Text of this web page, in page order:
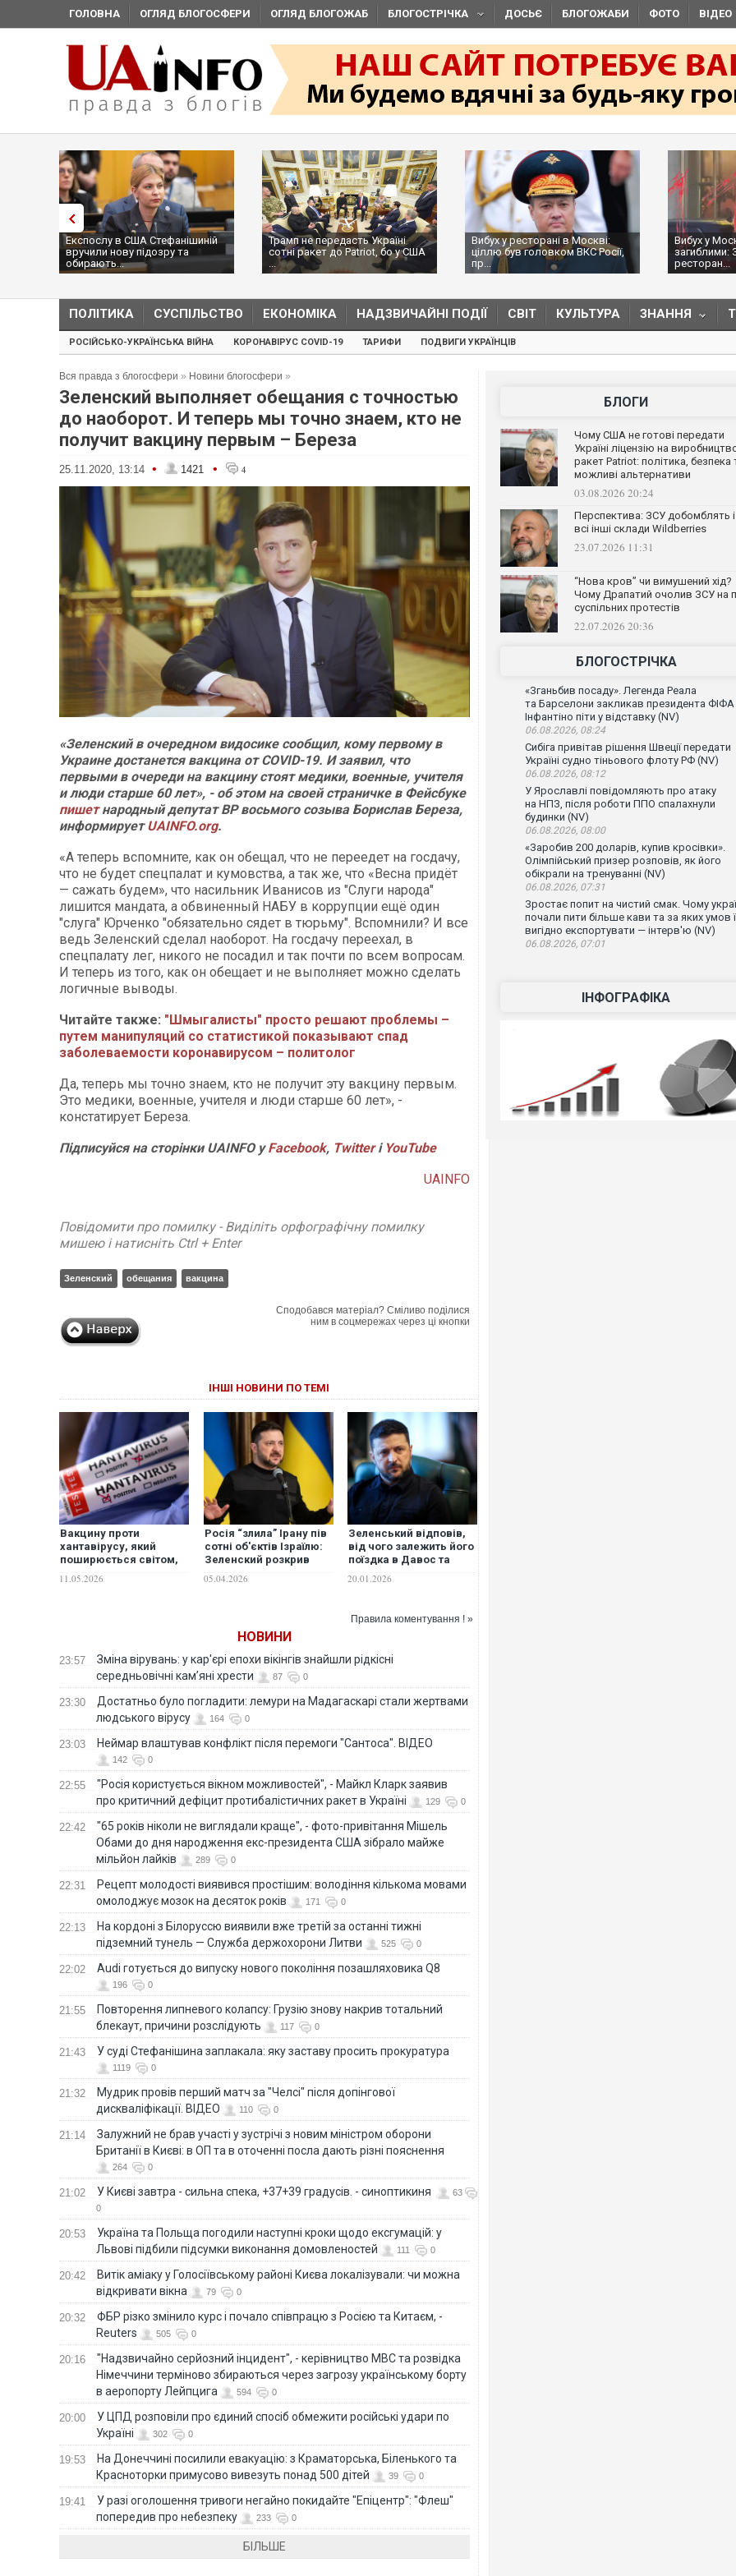
ГОЛОВНА ОГЛЯД БЛОГОСФЕРИ ОГЛЯД БЛОГОЖАБ БЛОГОСТРІЧКА ДОСЬЄ БЛОГОЖАБИ ФОТО ВІДЕО
Експослу в США Стефанішиній
вручили нову підозру та
обирають...
Трамп не передасть Україні
сотні ракет до Patriot, бо у США
...
Вибух у ресторані в Москві:
ціллю був головком ВКС Росії,
пр...
Вибух у
загиблими:
ресторан...
ПОЛІТИКА СУСПІЛЬСТВО ЕКОНОМІКА НАДЗВИЧАЙНІ ПОДІЇ СВІТ КУЛЬТУРА ЗНАННЯ
РОСІЙСЬКО-УКРАЇНСЬКА ВІЙНА КОРОНАВІРУС COVID-19 ТАРИФИ ПОДВИГИ УКРАЇНЦІВ
Вся правда з блогосфери » Новини блогосфери »
Зеленский выполняет обещания с точностью
до наоборот. И теперь мы точно знаем, кто не
получит вакцину первым – Береза
25.11.2020, 13:14 • 1421 • 4
«Зеленский в очередном видосике сообщил, кому первому в
Украине достанется вакцина от COVID-19. И заявил, что
первыми в очереди на вакцину стоят медики, военные, учителя
и люди старше 60 лет», - об этом на своей страничке в Фейсбуке
пишетнародный депутат ВР восьмого созыва Борислав Береза,
информируетUAINFO.org.
«А теперь вспомните, как он обещал, что не переедет на госдачу,
что не будет спецпалат и кумовства, а так же, что «Весна придёт
— сажать будем», что насильник Иванисов из "Слуги народа"
лишится мандата, а обвиненный НАБУ в коррупции ещё один
"слуга" Юрченко "обязательно сядет в тюрьму". Вспомнили? И все
ведь Зеленский сделал наоборот. На госдачу переехал, в
спецпалату лег, никого не посадил и так почти по всем вопросам.
И теперь из того, как он обещает и не выполняет можно сделать
логичные выводы.
Читайте также: "Шмыгалисты" просто решают проблемы –
путем манипуляций со статистикой показывают спад
заболеваемости коронавирусом – политолог
Да, теперь мы точно знаем, кто не получит эту вакцину первым.
Это медики, военные, учителя и люди старше 60 лет», -
констатирует Береза.
Підписуйся на сторінки UAINFO уFacebook, Twitterі YouTube
UAINFO
Повідомити про помилку - Виділіть орфографічну помилку
мишею і натисніть Ctrl + Enter
Зеленский обещания вакцина
Сподобався матеріал? Сміливо поділися
ним в соцмережах через ці кнопки
ІНШІ НОВИНИ ПО ТЕМІ
Вакцину проти
хантавірусу, який
поширюється світом,
створити через брак
11.05.2026
Росія “злила” Ірану пів
сотні об'єктів Ізраїлю:
Зеленский розкрив
05.04.2026
Зеленський відповів,
від чого залежить його
поїздка в Давос та
20.01.2026
Правила коментування ! »
НОВИНИ
23:57
Зміна вірувань: у кар'єрі епохи вікінгів знайшли рідкісні
середньовічні кам’яні хрести
87 0
23:30
Достатньо було погладити: лемури на Мадагаскарі стали жертвами
людського вірусу
164 0
23:03 Неймар влаштував конфлікт після перемоги "Сантоса". ВІДЕО
142 0
22:55
"Росія користується вікном можливостей", - Майкл Кларк заявив
про критичний дефіцит протибалістичних ракет в Україні
129 0
22:42
"65 років ніколи не виглядали краще", - фото-привітання Мішель
Обами до дня народження екс-президента США зібрало майже
мільйон лайків
289 0
22:31
Рецепт молодості виявився простішим: володіння кількома мовами
омолоджує мозок на десяток років
171 0
22:13
На кордоні з Білоруссю виявили вже третій за останні тижні
підземний тунель — Служба держохорони Литви
525 0
22:02 Audi готується до випуску нового покоління позашляховика Q8
196 0
21:55
Повторення липневого колапсу: Грузію знову накрив тотальний
блекаут, причини розслідують
117 0
21:43 У суді Стефанішина заплакала: яку заставу просить прокуратура
1119 0
21:32
Мудрик провів перший матч за "Челсі" після допінгової
дискваліфікації. ВІДЕО
110 0
21:14
Залужний не брав участі у зустрічі з новим міністром оборони
Британії в Києві: в ОП та в оточенні посла дають різні пояснення
264 0
21:02 У Києві завтра - сильна спека, +37+39 градусів. - синоптикиня
63
0
20:53
Україна та Польща погодили наступні кроки щодо ексгумацій: у
Львові підбили підсумки виконання домовленостей
111 0
20:42
Витік аміаку у Голосіївському районі Києва локалізували: чи можна
відкривати вікна
79 0
20:32
ФБР різко змінило курс і почало співпрацю з Росією та Китаєм, -
Reuters
505 0
20:16
"Надзвичайно серйозний інцидент", - керівництво МВС та розвідка
Німеччини терміново збираються через загрозу українському борту
в аеропорту Лейпцига
594 0
20:00
У ЦПД розповіли про єдиний спосіб обмежити російські удари по
Україні
302 0
19:53
На Донеччині посилили евакуацію: з Краматорська, Біленького та
Красноторки примусово вивезуть понад 500 дітей
39 0
19:41
У разі оголошення тривоги негайно покидайте "Епіцентр": "Флеш"
попередив про небезпеку
233 0
БІЛЬШЕ
БЛОГИ
Чому США не готові передати
Україні ліцензію на
ракет Patriot: політика, безпека
можливі альтернативи
03.08.2026 20:24
Перспектива: ЗСУ добомблять і
всі інші склади Wildberries
23.07.2026 11:31
“Нова кров” чи вимушений хід?
Чому Драпатий очолив ЗСУ на
суспільних протестів
22.07.2026 20:36
БЛОГОСТРІЧКА
«Зганьбив посаду». Легенда Реала
та Барселони закликав президента ФІФА
Інфантіно піти у відставку (NV)
06.08.2026, 08:24
Сибіга привітав рішення Швеції передати
Україні судно тіньового флоту РФ (NV)
06.08.2026, 08:12
У Ярославлі повідомляють про атаку
на НПЗ, після роботи ППО спалахнули
будинки (NV)
06.08.2026, 08:00
«Заробив 200 доларів, купив кросівки».
Олімпійський призер розповів, як його
обікрали на тренуванні (NV)
06.08.2026, 07:31
Зростає попит на чистий смак. Чому
почали пити більше кави та за яких умов
вигідно експортувати — інтерв'ю (NV)
06.08.2026, 07:01
ІНФОГРАФІКА
Українські надзвичайники
під час ліквідації масштабної
Неймар влаштував конфлікт